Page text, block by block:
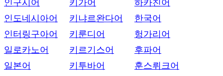
인구시어
인도네시아어
인터링구아어
일로카노어
일본어
키가어
키냐르완다어
키룬디어
키르기스어
키투바어
하카친어
한국어
헝가리어
후파어
훈스뤼크어